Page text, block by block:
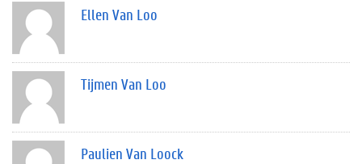
Ellen Van Loo
Tijmen Van Loo
Paulien Van Loock